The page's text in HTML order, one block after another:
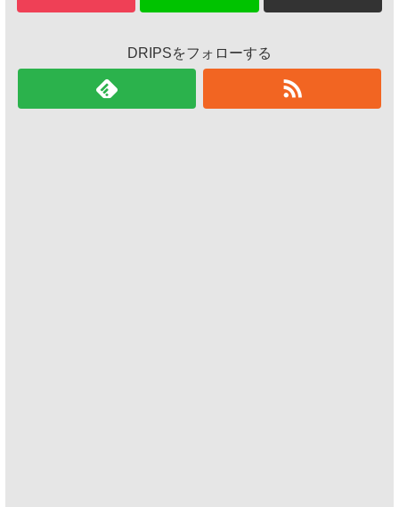
DRIPSをフォローする